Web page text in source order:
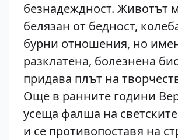
безнадеждност. Животът
белязан от бедност,
бурни отношения, но
разклатена, болезнена
придава плът на
Още в ранните години
усеща фалша на
и се противопоставя на